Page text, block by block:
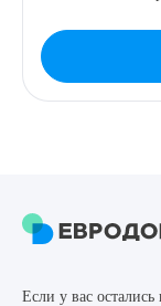
Если у вас